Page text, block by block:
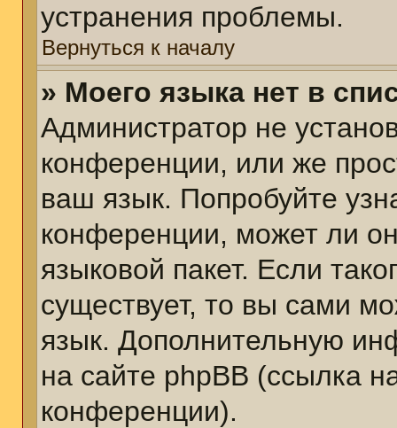
устранения проблемы.
Вернуться к началу
» Моего языка нет в
Администратор не
конференции, или же
ваш язык. Попробуйте
конференции, может ли
языковой пакет. Если
существует, то вы сами
язык. Дополнительную
на сайте phpBB (ссылка
конференции).